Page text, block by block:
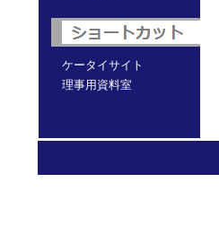
ケータイサイト
理事用資料室